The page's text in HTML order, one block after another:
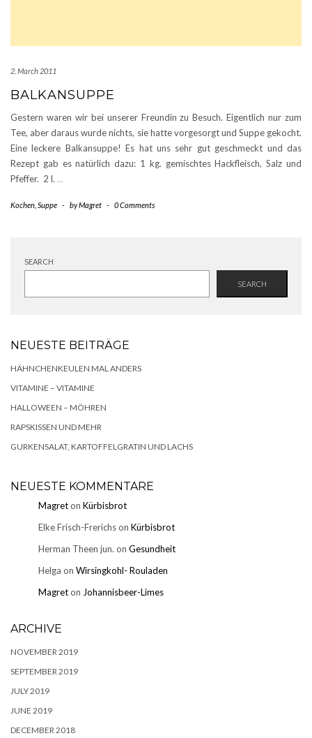
2. March 2011
BALKANSUPPE
Gestern waren wir bei unserer Freundin zu Besuch. Eigentlich nur zum
Tee, aber daraus wurde nichts, sie hatte vorgesorgt und Suppe gekocht.
Eine leckere Balkansuppe! Es hat uns sehr gut geschmeckt und das
Rezept gab es natürlich dazu: 1 kg. gemischtes Hackfleisch, Salz und
Pfeffer. 2 l. …
Kochen Suppe - byMagret - 0 Comments
SEARCH
SEARCH
NEUESTE BEITRÄGE
HÄHNCHENKEULEN MAL ANDERS
VITAMINE – VITAMINE
HALLOWEEN – MÖHREN
RAPSKISSEN UND MEHR
GURKENSALAT, KARTOFFELGRATIN UND LACHS
NEUESTE KOMMENTARE
Magreton Kürbisbrot
Elke Frisch-Frerichson Kürbisbrot
Herman Theen jun. on Gesundheit
Helga on Wirsingkohl- Rouladen
Magreton Johannisbeer-Limes
ARCHIVE
NOVEMBER 2019
SEPTEMBER 2019
JULY 2019
JUNE 2019
DECEMBER 2018